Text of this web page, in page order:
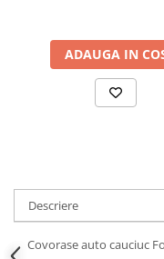
Ornamente Schimbator
Ornamente Toba Auto
Parasolare Auto
Stergatoare Parbriz
Suport Auto Ochelari
ADAUGA IN
Descriere
Covorase auto cauciuc